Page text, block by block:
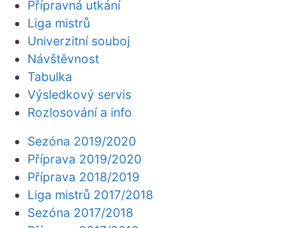
Přípravná utkání
Liga mistrů
Univerzitní souboj
Návštěvnost
Tabulka
Výsledkový servis
Rozlosování a info
Sezóna 2019/2020
Příprava 2019/2020
Příprava 2018/2019
Liga mistrů 2017/2018
Sezóna 2017/2018